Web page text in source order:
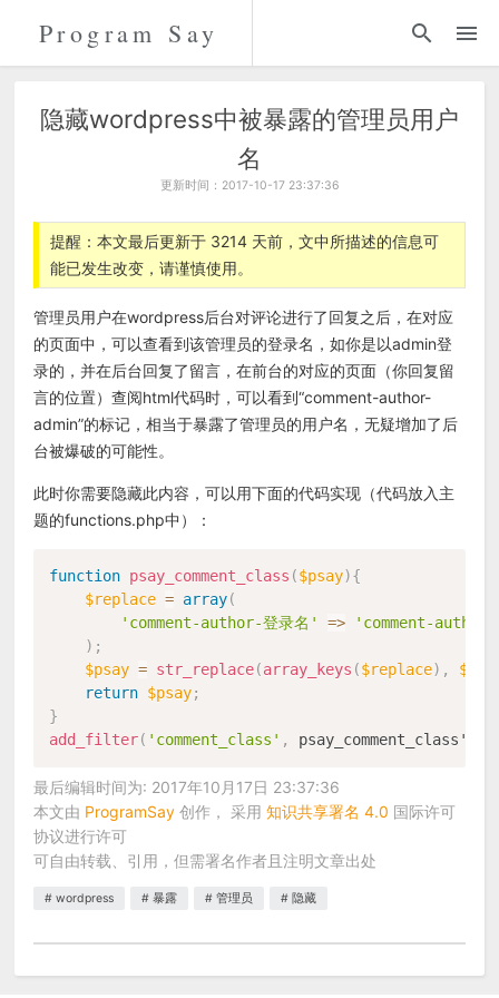
Program Say 代码
隐藏wordpress中被暴露的管理员用户
名
更新时间：2017-10-17 23:37:36
提醒：本文最后更新于 3214 天前，文中所描述的信息可
能已发生改变，请谨慎使用。
管理员用户在wordpress后台对评论进行了回复之后，在对应
的页面中，可以查看到该管理员的登录名，如你是以admin登
录的，并在后台回复了留言，在前台的对应的页面（你回复留
言的位置）查阅html代码时，可以看到“comment-author-
admin”的标记，相当于暴露了管理员的用户名，无疑增加了后
台被爆破的可能性。
此时你需要隐藏此内容，可以用下面的代码实现（代码放入主
题的functions.php中）：
function psay_comment_class ($psay){
$replace = array(
'comment-author-登录名'
=>
'comment-
) ;
$psay = str_replace(array_keys ($replace) ,
return $psay;
}
add_filter( 'comment_class' , psay_comment_class'
最后编辑时间为: 2017年10月17日 23:37:36
本文由 ProgramSay 创作， 采用知识共享署名 4.0 国际许可
协议进行许可
可自由转载、引用，但需署名作者且注明文章出处
wordpress 暴露 管理员 隐藏